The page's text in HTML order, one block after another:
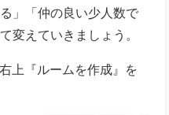
」「仲の良い少人数で
変えていきましょう。
上『ルームを作成』を